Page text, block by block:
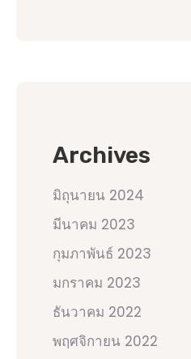
Archives
มิถุนายน 2024
มีนาคม 2023
กุมภาพันธ์ 2023
มกราคม 2023
ธันวาคม 2022
พฤศจิกายน 2022